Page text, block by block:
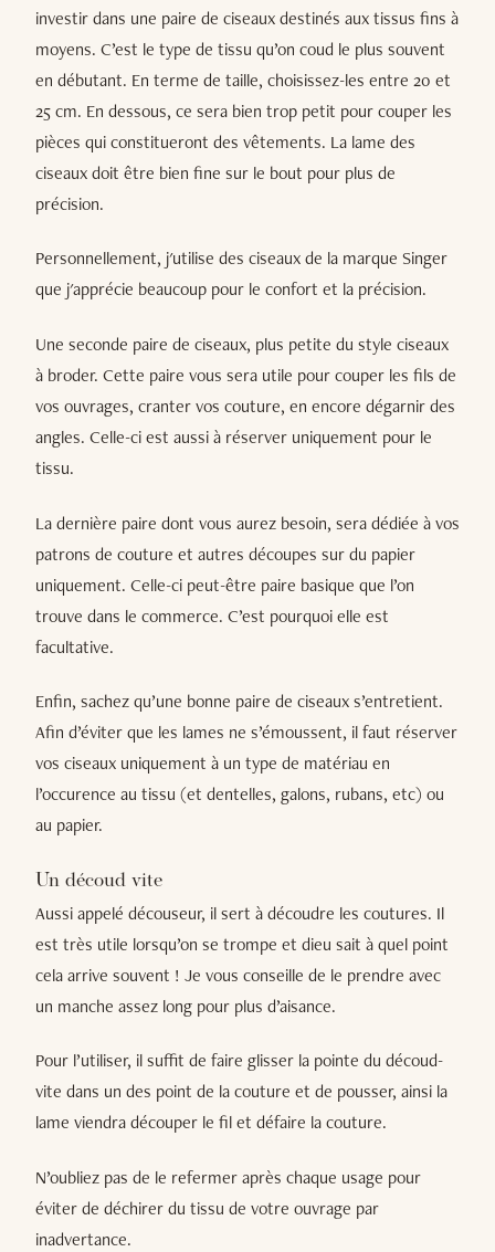
investir dans une paire de ciseaux destinés aux tissus fins à
moyens. C’est le type de tissu qu’on coud le plus souvent
en débutant. En terme de taille, choisissez-les entre 20 et
25 cm. En dessous, ce sera bien trop petit pour couper les
pièces qui constitueront des vêtements. La lame des
ciseaux doit être bien fine sur le bout pour plus de
précision.
Personnellement, j'utilise des ciseaux de la marque Singer
que j'apprécie beaucoup pour le confort et la précision.
Une seconde paire de ciseaux, plus petite du style ciseaux
à broder. Cette paire vous sera utile pour couper les fils de
vos ouvrages, cranter vos couture, en encore dégarnir des
angles. Celle-ci est aussi à réserver uniquement pour le
tissu.
La dernière paire dont vous aurez besoin, sera dédiée à vos
patrons de couture et autres découpes sur du papier
uniquement. Celle-ci peut-être paire basique que l’on
trouve dans le commerce. C’est pourquoi elle est
facultative.
Enfin, sachez qu’une bonne paire de ciseaux s’entretient.
Afin d’éviter que les lames ne s’émoussent, il faut réserver
vos ciseaux uniquement à un type de matériau en
l’occurence au tissu (et dentelles, galons, rubans, etc) ou
au papier.
Un découd vite
Aussi appelé découseur, il sert à découdre les coutures. Il
est très utile lorsqu’on se trompe et dieu sait à quel point
cela arrive souvent ! Je vous conseille de le prendre avec
un manche assez long pour plus d’aisance.
Pour l’utiliser, il suffit de faire glisser la pointe du découd-
vite dans un des point de la couture et de pousser, ainsi la
lame viendra découper le fil et défaire la couture.
N’oubliez pas de le refermer après chaque usage pour
éviter de déchirer du tissu de votre ouvrage par
inadvertance.